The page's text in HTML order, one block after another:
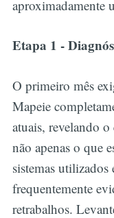
aproximadamente
Etapa 1 -
O primeiro mês
Mapeie
atuais, revelando
não apenas o que
sistemas utilizados
frequentemente
retrabalhos.